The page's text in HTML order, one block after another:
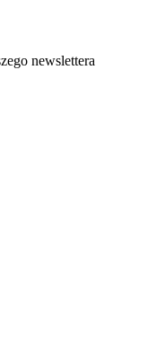
newslettera